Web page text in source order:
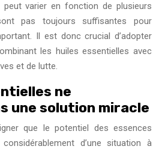
varier en fonction de plusieurs
pas toujours suffisantes pour
Il est donc crucial d’adopter
les huiles essentielles avec
et de lutte.
ne
une solution miracle
que le potentiel des essences
d’une situation à